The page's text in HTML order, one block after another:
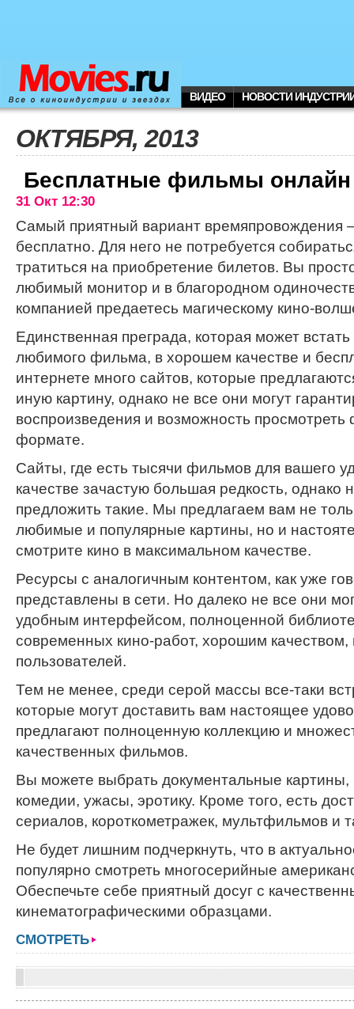
ВИДЕО НОВОСТИ
ОКТЯБРЯ, 2013
Бесплатные фильмы онлайн
31 Окт 12:30
Самый приятный вариант времяпровождения
бесплатно. Для него не потребуется
тратиться на приобретение билетов. Вы
любимый монитор и в благородном
компанией предаетесь магическому кино-
Единственная преграда, которая может
любимого фильма, в хорошем качестве и
интернете много сайтов, которые
иную картину, однако не все они могут
воспроизведения и возможность
формате.
Сайты, где есть тысячи фильмов для вашего
качестве зачастую большая редкость, однако
предложить такие. Мы предлагаем вам не
любимые и популярные картины, но и
смотрите кино в максимальном качестве.
Ресурсы с аналогичным контентом, как уже
представлены в сети. Но далеко не все они
удобным интерфейсом, полноценной
современных кино-работ, хорошим качеством,
пользователей.
Тем не менее, среди серой массы все-таки
которые могут доставить вам настоящее
предлагают полноценную коллекцию и
качественных фильмов.
Вы можете выбрать документальные
комедии, ужасы, эротику. Кроме того, есть
сериалов, короткометражек, мультфильмов и
Не будет лишним подчеркнуть, что в
популярно смотреть многосерийные
Обеспечьте себе приятный досуг с
кинематографическими образцами.
СМОТРЕТЬ